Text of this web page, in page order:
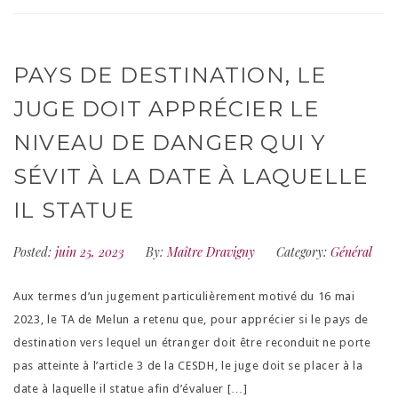
PAYS DE DESTINATION, LE
JUGE DOIT APPRÉCIER LE
NIVEAU DE DANGER QUI Y
SÉVIT À LA DATE À LAQUELLE
IL STATUE
Posted: juin 25, 2023 By: Maître Dravigny Category: Général
Aux termes d’un jugement particulièrement motivé du 16 mai
2023, le TA de Melun a retenu que, pour apprécier si le pays de
destination vers lequel un étranger doit être reconduit ne porte
pas atteinte à l’article 3 de la CESDH, le juge doit se placer à la
date à laquelle il statue afin d’évaluer […]